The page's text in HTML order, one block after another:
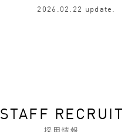
2026.02.22 update.
STAFF RECRUIT